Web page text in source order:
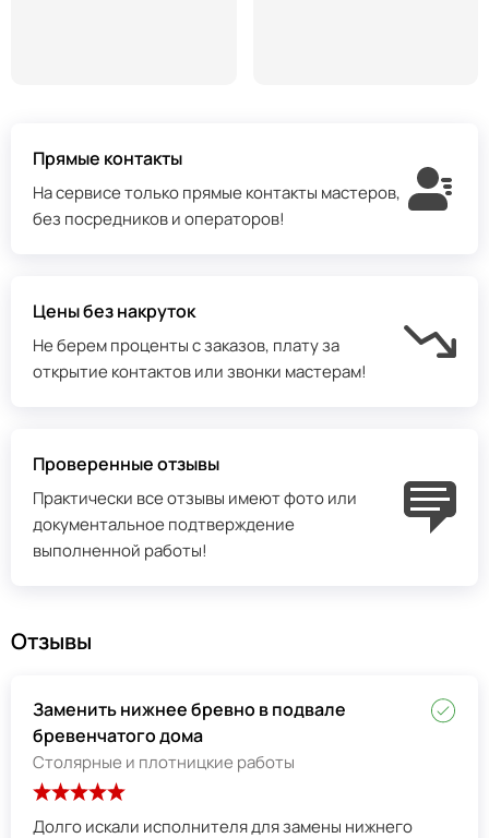
Прямые контакты
На сервисе только прямые контакты мастеров,
без посредников и операторов!
Цены без накруток
Не берем проценты с заказов, плату за
открытие контактов или звонки мастерам!
Проверенные отзывы
Практически все отзывы имеют фото или
документальное подтверждение
выполненной работы!
Отзывы
Заменить нижнее бревно в подвале
бревенчатого дома
Столярные и плотницкие работы
Долго искали исполнителя для замены нижнего